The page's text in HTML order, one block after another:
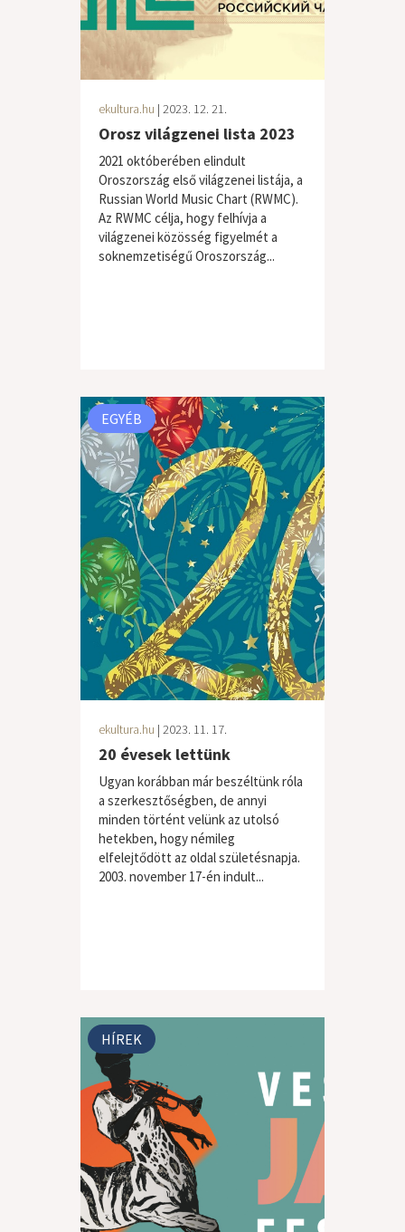
ekultura.hu | 2023. 12. 21.
Orosz világzenei lista 2023
2021 októberében elindult
Oroszország első világzenei listája, a
Russian World Music Chart (RWMC).
Az RWMC célja, hogy felhívja a
világzenei közösség figyelmét a
soknemzetiségű Oroszország...
EGYÉB
ekultura.hu | 2023. 11. 17.
20 évesek lettünk
Ugyan korábban már beszéltünk róla
a szerkesztőségben, de annyi
minden történt velünk az utolsó
hetekben, hogy némileg
elfelejtődött az oldal születésnapja.
2003. november 17-én indult...
HÍREK